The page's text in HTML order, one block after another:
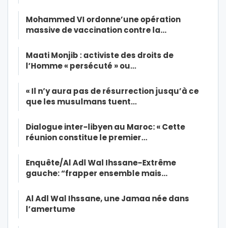
Mohammed VI ordonne’une opération
massive de vaccination contre la…
Maati Monjib : activiste des droits de
l’Homme « persécuté » ou…
« Il n’y aura pas de résurrection jusqu’à ce
que les musulmans tuent…
Dialogue inter-libyen au Maroc: « Cette
réunion constitue le premier…
Enquête/Al Adl Wal Ihssane-Extrême
gauche: “frapper ensemble mais…
Al Adl Wal Ihssane, une Jamaa née dans
l’amertume